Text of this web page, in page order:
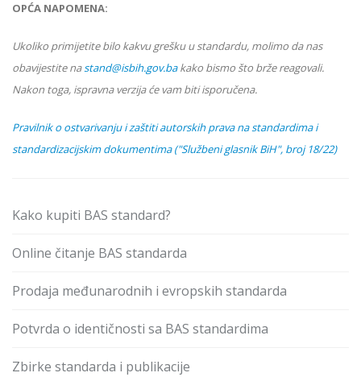
OPĆA NAPOMENA:
Ukoliko primijetite bilo kakvu grešku u standardu, molimo da nas
obavijestite nastand@isbih.gov.bakako bismo što brže reagovali.
Nakon toga, ispravna verzija će vam biti isporučena.
Pravilnik o ostvarivanju i zaštiti autorskih prava na standardima i
standardizacijskim dokumentima ("Službeni glasnik BiH", broj 18/22)
Kako kupiti BAS standard?
Online čitanje BAS standarda
Prodaja međunarodnih i evropskih standarda
Potvrda o identičnosti sa BAS standardima
Zbirke standarda i publikacije